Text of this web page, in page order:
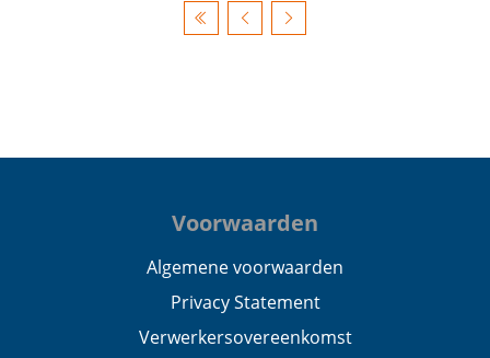
Voorwaarden
Algemene voorwaarden
Privacy Statement
Verwerkersovereenkomst